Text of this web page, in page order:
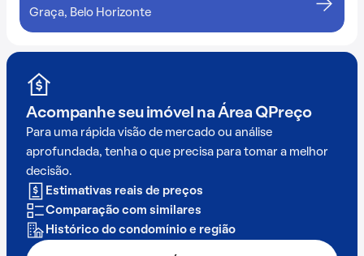
Graça, Belo Horizonte
Acompanhe seu imóvel na Área QPreço
Para uma rápida visão de mercado ou análise
aprofundada, tenha o que precisa para tomar a melhor
decisão.
Estimativas reais de preços
Comparação com similares
Histórico do condomínio e região